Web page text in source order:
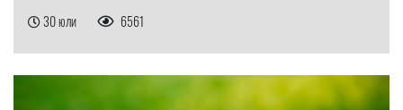
30 юли 6561